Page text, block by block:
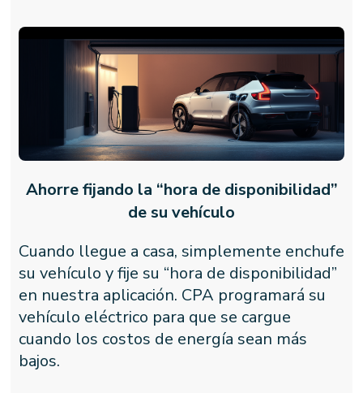
Ahorre fijando la “hora de disponibilidad”
de su vehículo
Cuando llegue a casa, simplemente enchufe
su vehículo y fije su “hora de disponibilidad”
en nuestra aplicación. CPA programará su
vehículo eléctrico para que se cargue
cuando los costos de energía sean más
bajos.